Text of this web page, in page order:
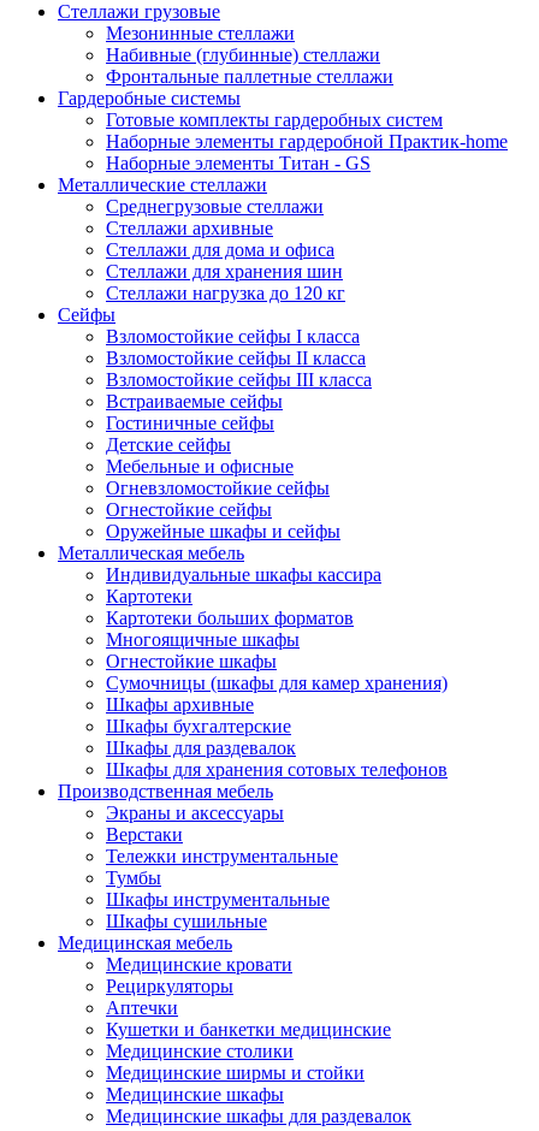
Стеллажи грузовые
Мезонинные стеллажи
Набивные (глубинные) стеллажи
Фронтальные паллетные стеллажи
Гардеробные системы
Готовые комплекты гардеробных систем
Наборные элементы гардеробной Практик-home
Наборные элементы Титан - GS
Металлические стеллажи
Среднегрузовые стеллажи
Стеллажи архивные
Стеллажи для дома и офиса
Стеллажи для хранения шин
Стеллажи нагрузка до 120 кг
Сейфы
Взломостойкие сейфы I класса
Взломостойкие сейфы II класса
Взломостойкие сейфы III класса
Встраиваемые сейфы
Гостиничные сейфы
Детские сейфы
Мебельные и офисные
Огневзломостойкие сейфы
Огнестойкие сейфы
Оружейные шкафы и сейфы
Металлическая мебель
Индивидуальные шкафы кассира
Картотеки
Картотеки больших форматов
Многоящичные шкафы
Огнестойкие шкафы
Сумочницы (шкафы для камер хранения)
Шкафы архивные
Шкафы бухгалтерские
Шкафы для раздевалок
Шкафы для хранения сотовых телефонов
Производственная мебель
Экраны и аксессуары
Верстаки
Тележки инструментальные
Тумбы
Шкафы инструментальные
Шкафы сушильные
Медицинская мебель
Медицинские кровати
Рециркуляторы
Аптечки
Кушетки и банкетки медицинские
Медицинские столики
Медицинские ширмы и стойки
Медицинские шкафы
Медицинские шкафы для раздевалок